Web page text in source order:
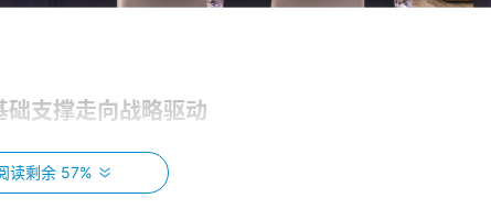
础支撑走向战略驱动
计量角色正在发生重要转变。人工智能、量子信息等前沿领域
读剩余 57%